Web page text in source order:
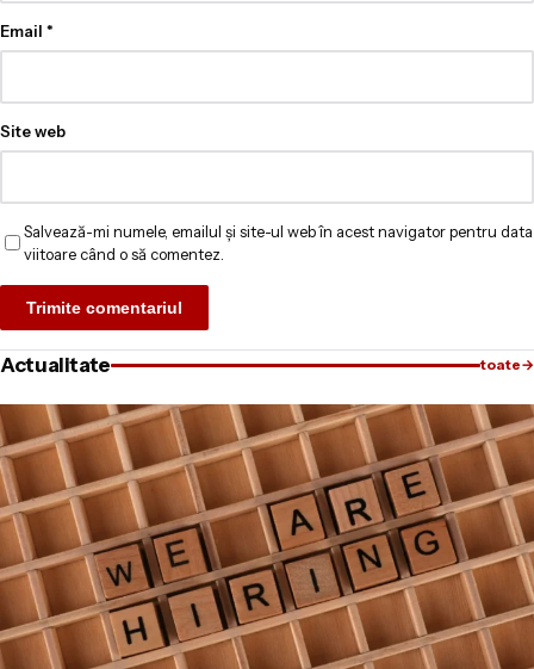
Email *
Site web
Salvează-mi numele, emailul și site-ul web în acest navigator pentru data
viitoare când o să comentez.
Actualitate toate→